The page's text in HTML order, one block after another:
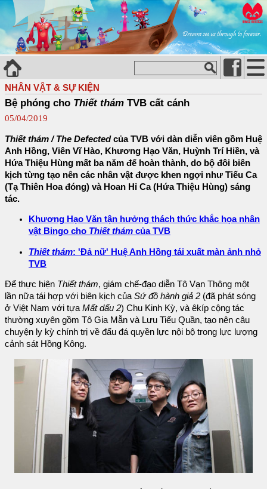
NHÂN VẬT & SỰ KIỆN
Bệ phóng cho Thiết thám TVB cất cánh
05/04/2019
Thiết thám / The Defectedcủa TVB với dàn diễn viên gồm Huệ
Anh Hồng, Viên Vĩ Hào, Khương Hạo Văn, Huỳnh Trí Hiền, và
Hứa Thiệu Hùng mất ba năm để hoàn thành, do bộ đôi biên
kịch từng tạo nên các nhân vật được khen ngợi như Tiếu Ca
(Tạ Thiên Hoa đóng) và Hoan Hỉ Ca (Hứa Thiệu Hùng) sáng
tác.
Khương Hạo Văn tận hưởng thách thức khắc họa nhân
vật Bingo cho Thiết thám của TVB
Thiết thám: 'Đả nữ' Huệ Anh Hồng tái xuất màn ảnh nhỏ
TVB
Để thực hiện Thiết thám, giám chế-đạo diễn Tô Vạn Thông một
lần nữa tái hợp với biên kịch củaSứ đồ hành giả 2 (đã phát sóng
ở Việt Nam với tựaMất dấu 2) Chu Kinh Kỳ, và êkíp cộng tác
thường xuyên gồm Tô Gia Mẫn và Lưu Tiểu Quần, tạo nên câu
chuyện ly kỳ chính trị về đấu đá quyền lực nội bộ trong lực lượng
cảnh sát Hồng Kông.